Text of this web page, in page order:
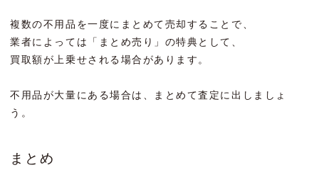
複数の不用品を一度にまとめて売却することで、
業者によっては「まとめ売り」の特典として、
買取額が上乗せされる場合があります。
不用品が大量にある場合は、まとめて査定に出しましょ
う。
まとめ